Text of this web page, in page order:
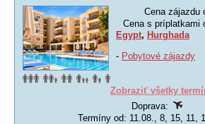
Cena zájazdu
Cena s príplatkami
Egypt, Hurghada
- Pobytové zájazdy
Zobraziť všetky
Doprava:
Termíny od: 11.08., 8, 15, 11,